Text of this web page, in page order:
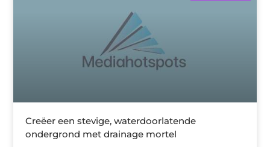
Creëer een stevige, waterdoorlatende
ondergrond met drainage mortel